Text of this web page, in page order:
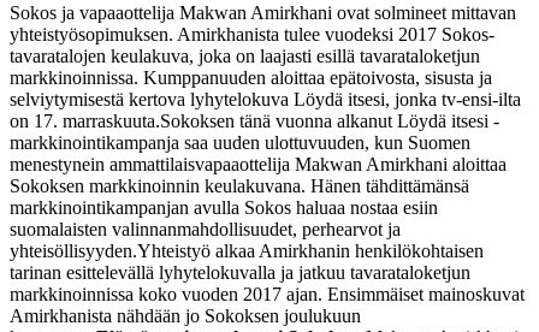
Sokos ja vapaaottelija Makwan Amirkhani ovat solmineet mittavan
yhteistyösopimuksen. Amirkhanista tulee vuodeksi 2017 Sokos-
tavaratalojen keulakuva, joka on laajasti esillä tavarataloketjun
markkinoinnissa. Kumppanuuden aloittaa epätoivosta, sisusta ja
selviytymisestä kertova lyhytelokuva Löydä itsesi, jonka tv-ensi-ilta
on 17. marraskuuta.Sokoksen tänä vuonna alkanut Löydä itsesi -
markkinointikampanja saa uuden ulottuvuuden, kun Suomen
menestynein ammattilaisvapaaottelija Makwan Amirkhani aloittaa
Sokoksen markkinoinnin keulakuvana. Hänen tähdittämänsä
markkinointikampanjan avulla Sokos haluaa nostaa esiin
suomalaisten valinnanmahdollisuudet, perhearvot ja
yhteisöllisyyden.Yhteistyö alkaa Amirkhanin henkilökohtaisen
tarinan esittelevällä lyhytelokuvalla ja jatkuu tavarataloketjun
markkinoinnissa koko vuoden 2017 ajan. Ensimmäiset mainoskuvat
Amirkhanista nähdään jo Sokoksen joulukuun